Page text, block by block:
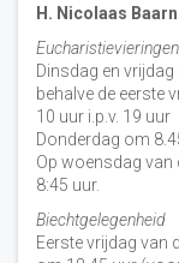
H. Nicolaas Baarn
Dinsdag en vrijdag
behalve de eerste
10 uur i.p.v. 19 uur
Donderdag om
Op woensdag van
8:45 uur.
Biechtgelegenheid
Eerste vrijdag van